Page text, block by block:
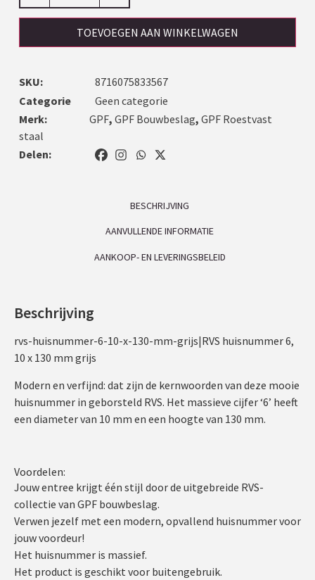
TOEVOEGEN AAN WINKELWAGEN
SKU:
8716075833567
Categorie
Geen categorie
Merk:
GPF, GPF Bouwbeslag, GPF Roestvast
staal
Delen:
BESCHRIJVING
AANVULLENDE INFORMATIE
AANKOOP- EN LEVERINGSBELEID
Beschrijving
rvs-huisnummer-6-10-x-130-mm-grijs|RVS huisnummer 6,
10 x 130 mm grijs
Modern en verfijnd: dat zijn de kernwoorden van deze mooie
huisnummer in geborsteld RVS. Het massieve cijfer ‘6’ heeft
een diameter van 10 mm en een hoogte van 130 mm.
Voordelen:
Jouw entree krijgt één stijl door de uitgebreide RVS-
collectie van GPF bouwbeslag.
Verwen jezelf met een modern, opvallend huisnummer voor
jouw voordeur!
Het huisnummer is massief.
Het product is geschikt voor buitengebruik.